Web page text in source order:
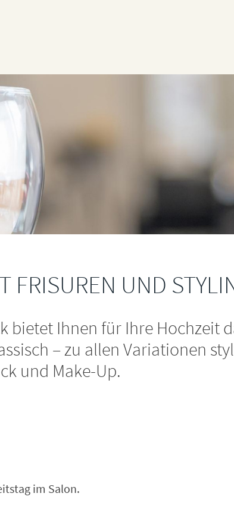
FRISUREN UND
bietet Ihnen für Ihre Hochzeit
– zu allen Variationen
und Make-Up.
im Salon.